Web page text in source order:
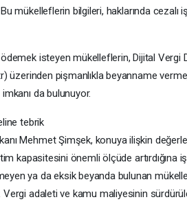
mükelleflerin bilgileri, haklarında
isteyen mükelleflerin, Dijital Vergi
üzerinden pişmanlıkla beyanname
da bulunuyor.
tebrik
Mehmet Şimşek, konuya ilişkin
kapasitesini önemli ölçüde artırdığına
ya da eksik beyanda bulunan
Vergi adaleti ve kamu maliyesinin